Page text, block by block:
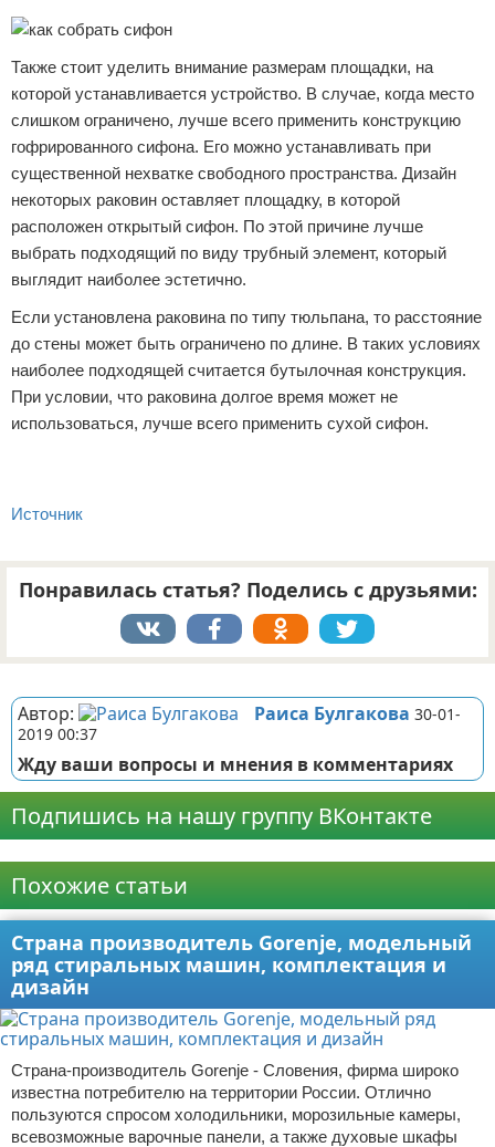
Также стоит уделить внимание размерам площадки, на
которой устанавливается устройство. В случае, когда место
слишком ограничено, лучше всего применить конструкцию
гофрированного сифона. Его можно устанавливать при
существенной нехватке свободного пространства. Дизайн
некоторых раковин оставляет площадку, в которой
расположен открытый сифон. По этой причине лучше
выбрать подходящий по виду трубный элемент, который
выглядит наиболее эстетично.
Если установлена раковина по типу тюльпана, то расстояние
до стены может быть ограничено по длине. В таких условиях
наиболее подходящей считается бутылочная конструкция.
При условии, что раковина долгое время может не
использоваться, лучше всего применить сухой сифон.
Источник
Понравилась статья? Поделись с друзьями:
Автор: Раиса Булгакова 30-01-
2019 00:37
Жду ваши вопросы и мнения в комментариях
Подпишись на нашу группу ВКонтакте
Похожие статьи
Страна производитель Gorenje, модельный
ряд стиральных машин, комплектация и
дизайн
Страна-производитель Gorenje - Словения, фирма широко
известна потребителю на территории России. Отлично
пользуются спросом холодильники, морозильные камеры,
всевозможные варочные панели, а также духовые шкафы